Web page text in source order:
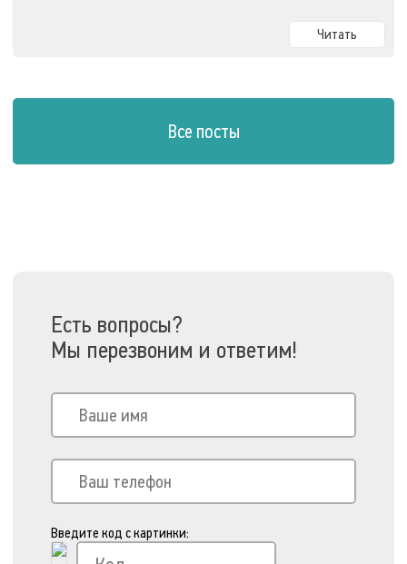
Читать
Все посты
Есть вопросы?
Мы перезвоним и ответим!
Введите код с картинки: